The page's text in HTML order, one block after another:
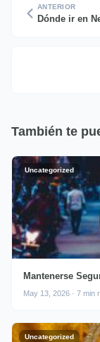
ANTERIOR
Dónde ir en
También te
Uncategorized
Mantenerse
May 13, 2026 · 7 min
Uncategorized